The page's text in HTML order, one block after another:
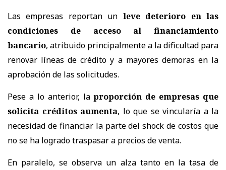
Las empresas reportan un leve deterioro en las
condiciones de acceso al financiamiento
bancario, atribuido principalmente a la dificultad para
renovar líneas de crédito y a mayores demoras en la
aprobación de las solicitudes.
Pese a lo anterior, laproporción de empresas que
solicita créditos aumenta, lo que se vincularía a la
necesidad de financiar la parte del shock de costos que
no se ha logrado traspasar a precios de venta.
En paralelo, se observa un alza tanto en la tasa de